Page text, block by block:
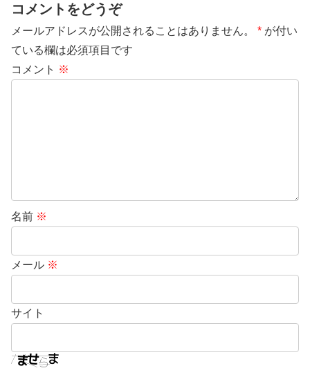
コメントをどうぞ
メールアドレスが公開されることはありません。 * が付い
ている欄は必須項目です
コメント ※
名前 ※
メール ※
サイト